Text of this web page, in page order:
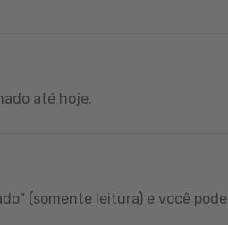
até hoje.
(somente leitura) e você pode